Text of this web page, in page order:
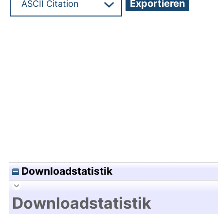
Downloadstatistik
Downloadstatistik